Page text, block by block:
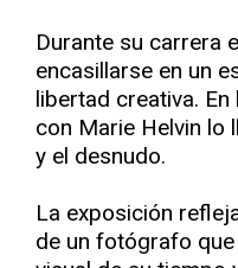
Durante su carrera
encasillarse en un
libertad creativa.
con Marie Helvin lo
y el desnudo.
La exposición
de un fotógrafo